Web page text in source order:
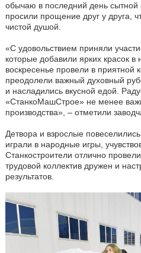
обычаю в последний день
просили прощение друг у друга,
чистой душой.
«С удовольствием приняли
которые добавили ярких красок
воскресенье провели в приятной
преодолели важный духовный
и насладились вкусной едой.
«СтанкоМашСтрое» не менее
производства», – отметили
Детвора и взрослые
играли в народные игры,
Станкостроители отлично
трудовой коллектив дружен и
результатов.